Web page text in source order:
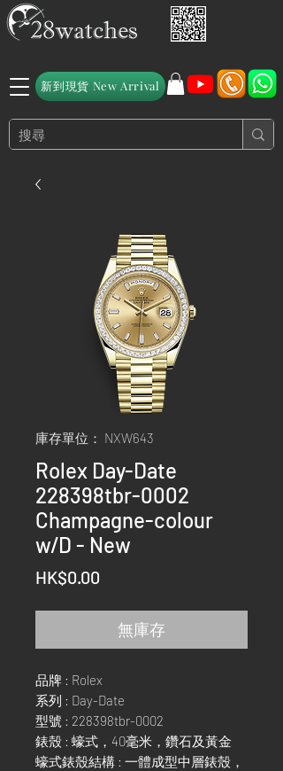
新到現貨 New Arrival
庫存單位： NXW643
Rolex Day-Date
228398tbr-0002
Champagne-colour
w/D - New
HK$0.00
無庫存
品牌 : Rolex
系列 : Day-Date
型號 : 228398tbr-0002
錶殼 : 蠔式，40毫米，鑽石及黃金
蠔式錶殼結構 : 一體成型中層錶殼，